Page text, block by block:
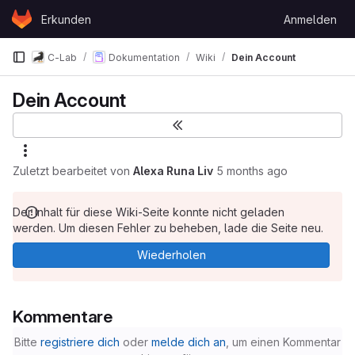
Skip to content
GitLabErkunden Anmelden
C-Lab Dokumentation Wiki Dein Account
Dein Account
Zuletzt bearbeitet von Alexa Runa Liv 5 months ago
Der Inhalt für diese Wiki-Seite konnte nicht geladen
werden. Um diesen Fehler zu beheben, lade die Seite neu.
Wiederholen
Kommentare
Bitte registriere dich oder melde dich an , um einen Kommentar